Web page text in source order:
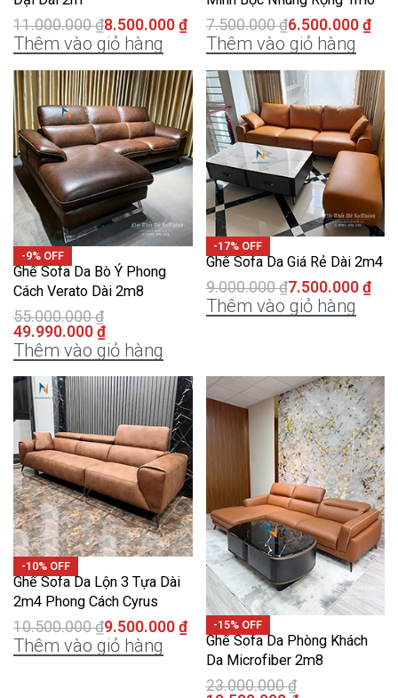
11.000.000₫8.500.000 ₫
Thêm vào giỏ hàng
7.500.000₫6.500.000 ₫
Thêm vào giỏ hàng
-9% OFF
Ghế Sofa Da Bò Ý Phong
Cách Verato Dài 2m8
55.000.000₫
49.990.000 ₫
Thêm vào giỏ hàng
-17% OFF
Ghế Sofa Da Giá Rẻ Dài 2m4
9.000.000₫7.500.000 ₫
Thêm vào giỏ hàng
-10% OFF
Ghế Sofa Da Lộn 3 Tựa Dài
2m4 Phong Cách Cyrus
10.500.000₫9.500.000 ₫
Thêm vào giỏ hàng
-15% OFF
Ghế Sofa Da Phòng Khách
Da Microfiber 2m8
23.000.000₫